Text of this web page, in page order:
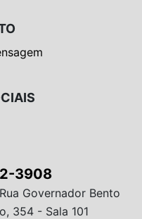
3908
Governador Bento
354 - Sala 101